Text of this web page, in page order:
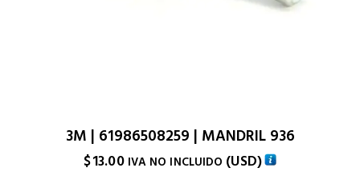
3M | 61986508259 | MANDRIL 936
$13.00 IVA NO INCLUIDO (USD)